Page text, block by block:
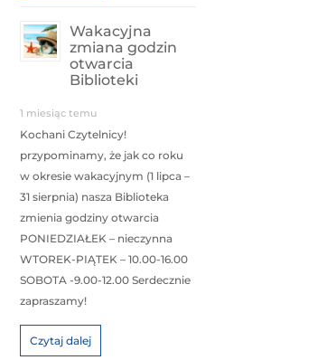
Wakacyjna
zmiana godzin
otwarcia
Biblioteki
1 miesiąc temu
Kochani Czytelnicy!
przypominamy, że jak co roku
w okresie wakacyjnym (1 lipca –
31 sierpnia) nasza Biblioteka
zmienia godziny otwarcia
PONIEDZIAŁEK – nieczynna
WTOREK-PIĄTEK – 10.00-16.00
SOBOTA -9.00-12.00 Serdecznie
zapraszamy!
Czytaj dalej